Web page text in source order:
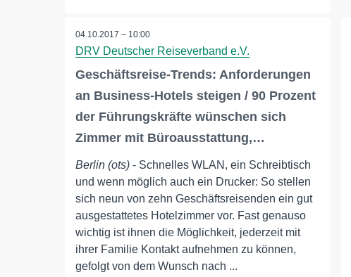
04.10.2017 – 10:00
DRV Deutscher Reiseverband e.V.
Geschäftsreise-Trends: Anforderungen
an Business-Hotels steigen / 90 Prozent
der Führungskräfte wünschen sich
Zimmer mit Büroausstattung,…
Berlin (ots) - Schnelles WLAN, ein Schreibtisch
und wenn möglich auch ein Drucker: So stellen
sich neun von zehn Geschäftsreisenden ein gut
ausgestattetes Hotelzimmer vor. Fast genauso
wichtig ist ihnen die Möglichkeit, jederzeit mit
ihrer Familie Kontakt aufnehmen zu können,
gefolgt von dem Wunsch nach ...